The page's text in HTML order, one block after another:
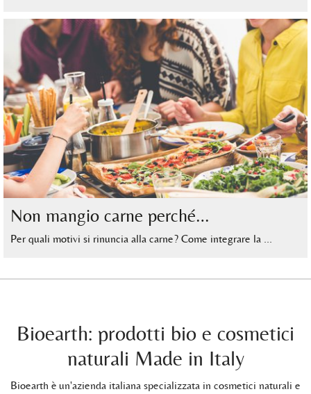
Non mangio carne perché…
Per quali motivi si rinuncia alla carne? Come integrare la …
Bioearth: prodotti bio e cosmetici
naturali Made in Italy
Bioearth è un'azienda italiana specializzata in cosmetici naturali e